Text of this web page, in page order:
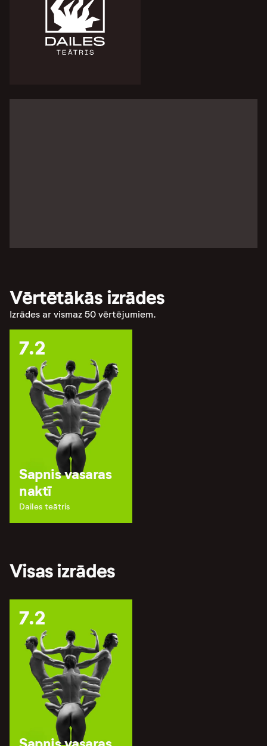
Vērtētākās izrādes
Izrādes ar vismaz 50 vērtējumiem.
7.2
Sapnis vasaras
naktī
Dailes teātris
Visas izrādes
7.2